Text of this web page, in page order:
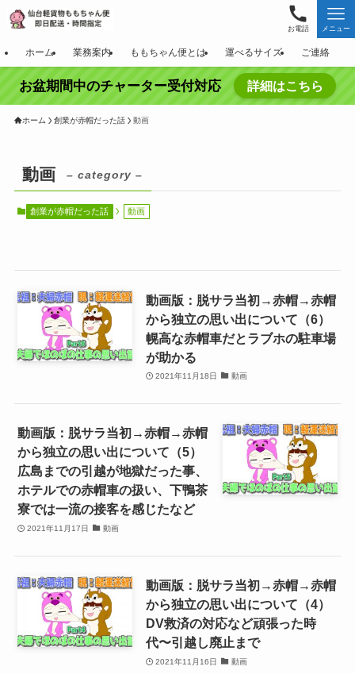
お電話 メニュー
ホーム 業務案内 ももちゃん便とは 運べるサイズ ご連絡
お盆期間中のチャーター受付対応 詳細はこちら
ホーム 創業が赤帽だった話 動画
動画 – category –
創業が赤帽だった話 動画
動画版：脱サラ当初→赤帽→赤帽
から独立の思い出について（6）
幌高な赤帽車だとラブホの駐車場
が助かる
2021年11月18日 動画
動画版：脱サラ当初→赤帽→赤帽
から独立の思い出について（5）
広島までの引越が地獄だった事、
ホテルでの赤帽車の扱い、下鴨茶
寮では一流の接客を感じたなど
2021年11月17日 動画
動画版：脱サラ当初→赤帽→赤帽
から独立の思い出について（4）
DV救済の対応など頑張った時
代〜引越し廃止まで
2021年11月16日 動画